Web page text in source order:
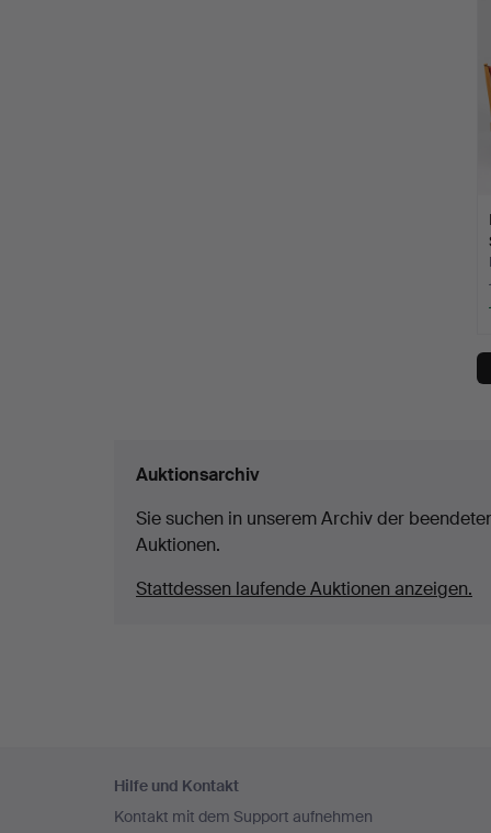
Auktionsarchiv
Sie suchen in unserem Archiv der
Auktionen.
Stattdessen laufende Auktionen anzeigen.
Navigation
Hilfe und Kontakt
Kontakt mit dem Support aufnehmen